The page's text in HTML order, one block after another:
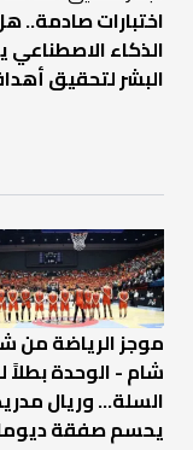
اختبارات صادمة..
الذكاء الاصطناعي
البشر لتحقيق
موجز الرياضة من
شام - الوحدة بطلاً
السلة... وريال
يحسم صفقة